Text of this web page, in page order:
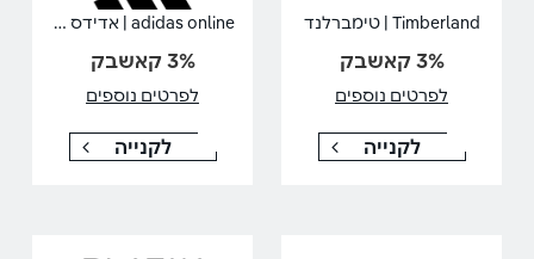
Timberland | טימברלנד
3% קאשבק
לפרטים נוספים
לקנייה
adidas online | אדידס אונליין
3% קאשבק
לפרטים נוספים
לקנייה